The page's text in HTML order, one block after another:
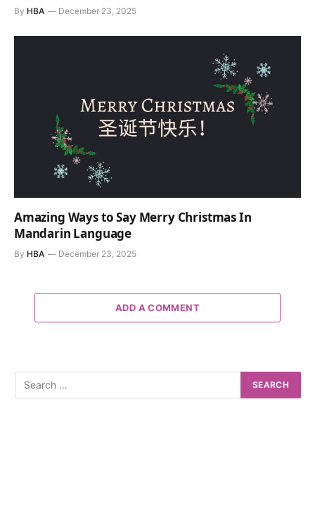
By HBA December 23, 2025
Amazing Ways to Say Merry Christmas In
Mandarin Language
By HBA December 23, 2025
ADD A COMMENT